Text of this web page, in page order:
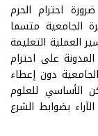
احترام الحرم
الجامعية متسما
العملية التعليمة
على احترام
دون إعطاء
الأساسي للعلوم
بضوابط الشرع